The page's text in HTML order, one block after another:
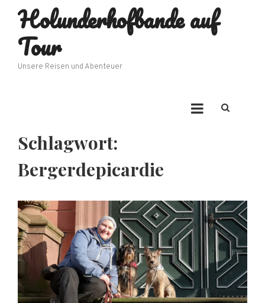
content
Holunderhofbande auf
Tour
Unsere Reisen und Abenteuer
Schlagwort:
Bergerdepicardie